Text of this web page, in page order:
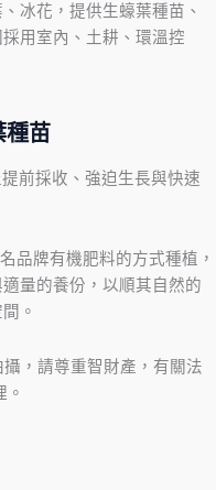
冰花，提供生蠔葉種苗、
用室內、土耕、環溫控
種苗
前採收、強迫生長與快速
品牌有機肥料的方式種植，
量的養份，以順其自然的
。
，請尊重智財產，有關法